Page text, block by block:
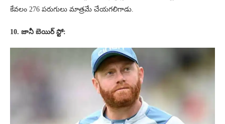
కేవలం 276 పరుగులు మాత్రమే చేయగలిగాడు.
10. జానీ బెయిర్ స్టో: